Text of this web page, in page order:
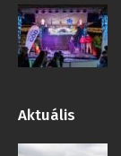
Aktuális